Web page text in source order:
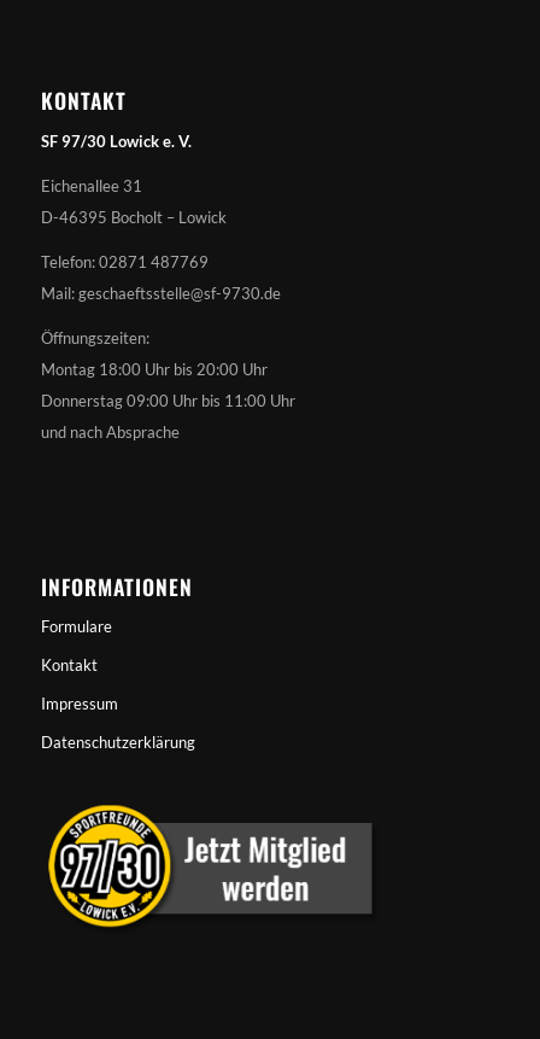
KONTAKT
SF 97/30 Lowick e. V.
Eichenallee 31
D-46395 Bocholt – Lowick
Telefon: 02871 487769
Mail: geschaeftsstelle@sf-9730.de
Öffnungszeiten:
Montag 18:00 Uhr bis 20:00 Uhr
Donnerstag 09:00 Uhr bis 11:00 Uhr
und nach Absprache
INFORMATIONEN
Formulare
Kontakt
Impressum
Datenschutzerklärung